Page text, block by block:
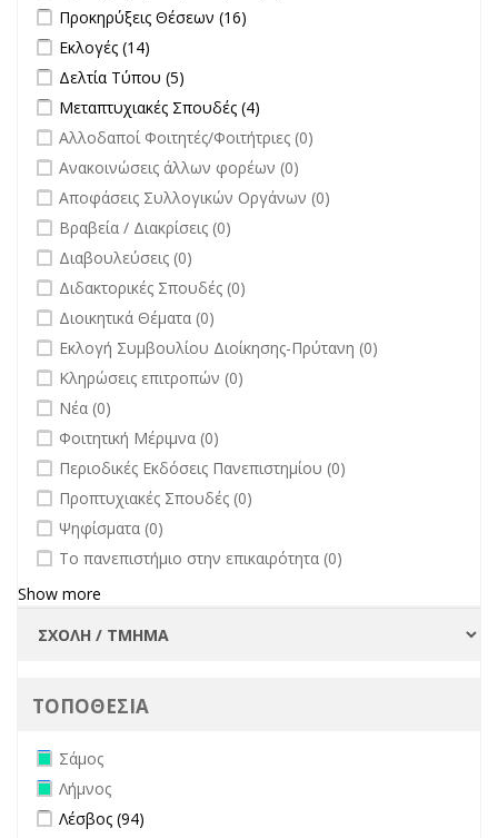
Apply Προκηρύξεις Θέσεων filter
Προκηρύξεις Θέσεων (16)
Apply Εκλογές filter
Εκλογές (14)
Apply Δελτία Τύπου filter
Δελτία Τύπου (5)
Apply Μεταπτυχιακές Σπουδές filter
Μεταπτυχιακές Σπουδές (4)
undefined
Αλλοδαποί Φοιτητές/Φοιτήτριες (0)
undefined
Ανακοινώσεις άλλων φορέων (0)
undefined
Αποφάσεις Συλλογικών Οργάνων (0)
undefined
Βραβεία / Διακρίσεις (0)
undefined
Διαβουλεύσεις (0)
undefined
Διδακτορικές Σπουδές (0)
undefined
Διοικητικά Θέματα (0)
undefined
Εκλογή Συμβουλίου Διοίκησης-Πρύτανη (0)
undefined
Κληρώσεις επιτροπών (0)
undefined
Νέα (0)
undefined
Φοιτητική Μέριμνα (0)
undefined
Περιοδικές Εκδόσεις Πανεπιστημίου (0)
undefined
Προπτυχιακές Σπουδές (0)
undefined
Ψηφίσματα (0)
undefined
Το πανεπιστήμιο στην επικαιρότητα (0)
Show more
ΤΟΠΟΘΕΣΙΑ
Remove Σάμος filter
Σάμος
Remove Λήμνος filter
Λήμνος
Apply Λέσβος filter
Λέσβος (94)